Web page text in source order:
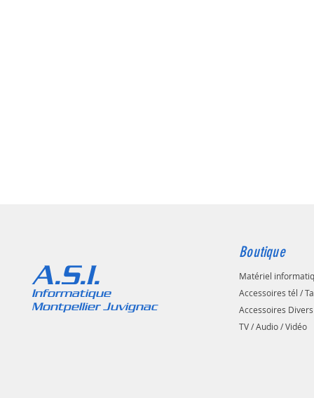
Informatique
Montpellier Juvignac
A.S.I.
Boutique
Matériel
Accessoires tél /
Accessoires Divers
TV / Audio / Vidéo